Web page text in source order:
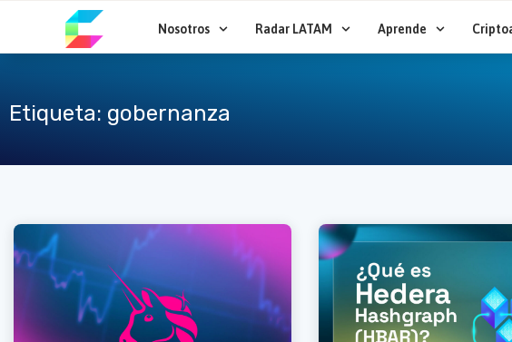
contenido
Nosotros Radar LATAM Aprende
Etiqueta: gobernanza